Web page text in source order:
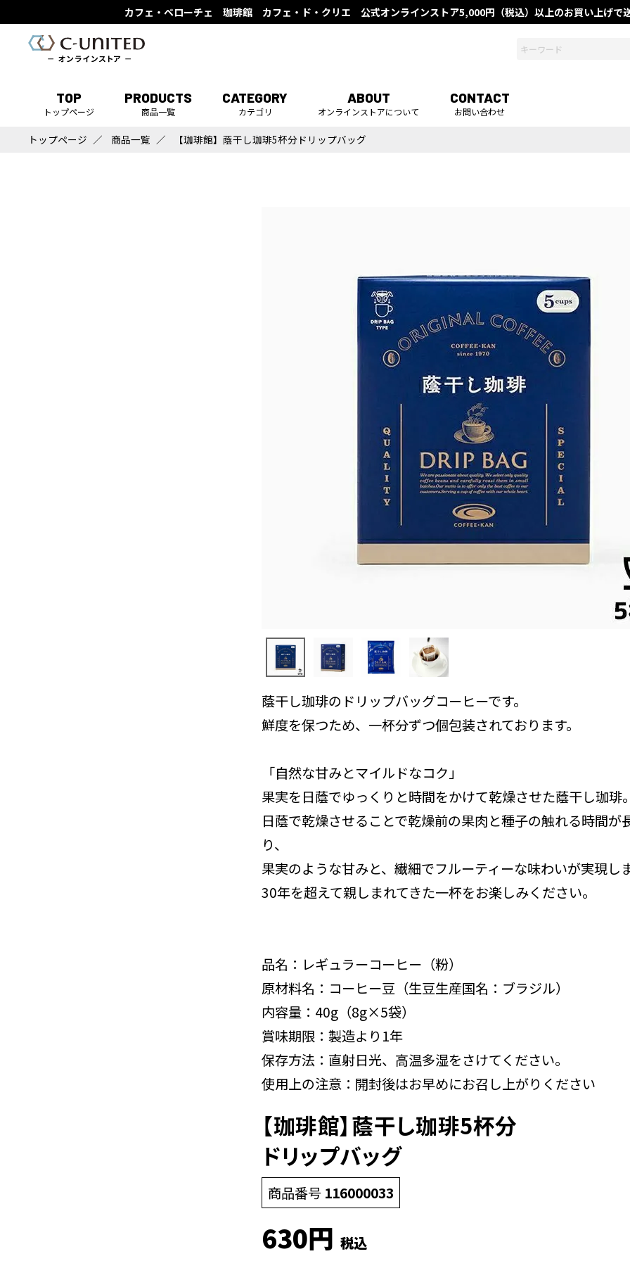
カフェ・ベローチェ 珈琲館 カフェ・ド・クリエ 公式オンラインストア5,000円（税込）以上のお買い上げ
TOP
トップページ
PRODUCTS
商品一覧
CATEGORY
カテゴリ
ABOUT
オンラインストアについて
CONTACT
お問い合わせ
トップページ 商品一覧 【珈琲館】蔭干し珈琲5杯分ドリップバッグ
蔭干し珈琲のドリップバッグコーヒーです。
鮮度を保つため、一杯分ずつ個包装されております。
「自然な甘みとマイルドなコク」
果実を日蔭でゆっくりと時間をかけて乾燥させた蔭干し珈琲。
日蔭で乾燥させることで乾燥前の果肉と種子の触れる時間が
り、
果実のような甘みと、繊細でフルーティーな味わいが実現し
30年を超えて親しまれてきた一杯をお楽しみください。
品名：レギュラーコーヒー（粉）
原材料名：コーヒー豆（生豆生産国名：ブラジル）
内容量：40g（8g×5袋）
賞味期限：製造より1年
保存方法：直射日光、高温多湿をさけてください。
使用上の注意：開封後はお早めにお召し上がりください
【珈琲館】蔭干し珈琲5杯分
ドリップバッグ
商品番号 116000033
630 税込